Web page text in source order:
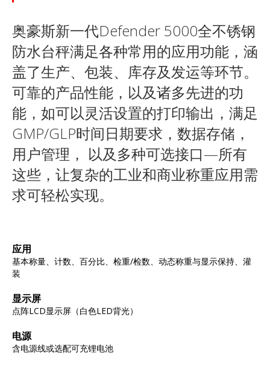
奥豪斯新一代Defender 5000全不锈钢
防水台秤满足各种常用的应用功能，涵
盖了生产、包装、库存及发运等环节。
可靠的产品性能，以及诸多先进的功
能，如可以灵活设置的打印输出，满足
GMP/GLP时间日期要求，数据存储，
用户管理， 以及多种可选接口—所有
这些，让复杂的工业和商业称重应用需
求可轻松实现。
应用
基本称量、计数、百分比、检重/检数、动态称重与显示保持、灌
装
显示屏
点阵LCD显示屏（白色LED背光）
电源
含电源线或选配可充锂电池